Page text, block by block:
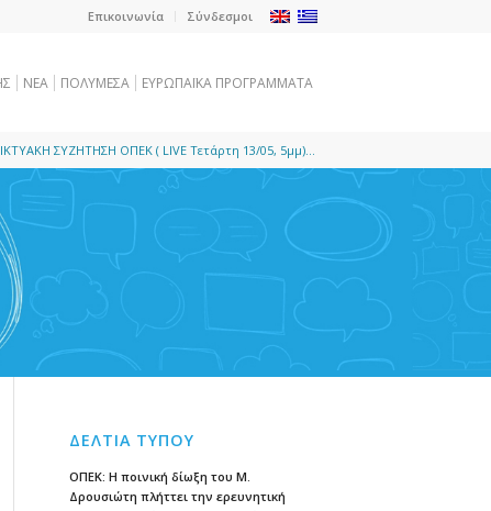
Επικοινωνία Σύνδεσμοι
NEA ΠΟΛΥΜΕΣΑ ΕΥΡΩΠΑΪΚΑ ΠΡΟΓΡΑΜΜΑΤΑ
ΣΥΖΗΤΗΣΗ ΟΠΕΚ ( LIVE Τετάρτη 13/05, 5μμ)...
ΔΕΛΤΙΑ ΤΥΠΟΥ
ΟΠΕΚ: Η ποινική δίωξη του Μ.
Δρουσιώτη πλήττει την ερευνητική